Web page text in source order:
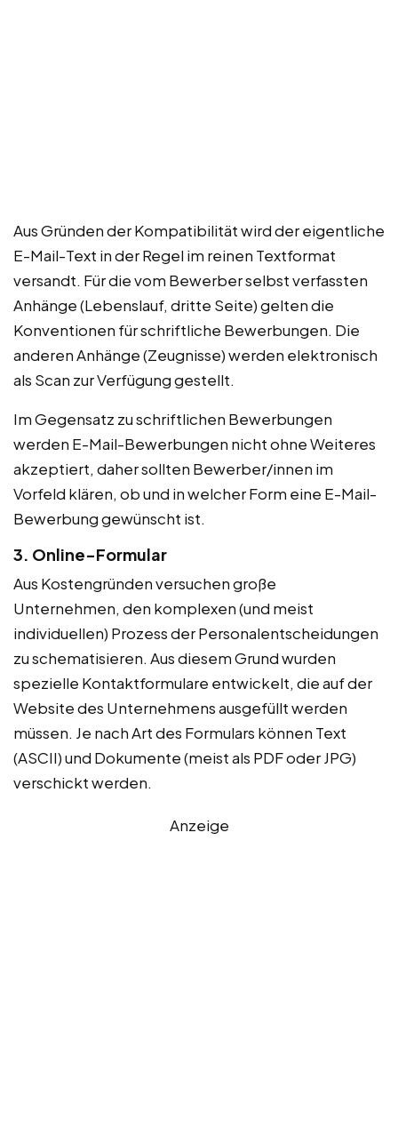
Aus Gründen der Kompatibilität wird der eigentliche
E-Mail-Text in der Regel im reinen Textformat
versandt. Für die vom Bewerber selbst verfassten
Anhänge (Lebenslauf, dritte Seite) gelten die
Konventionen für schriftliche Bewerbungen. Die
anderen Anhänge (Zeugnisse) werden elektronisch
als Scan zur Verfügung gestellt.
Im Gegensatz zu schriftlichen Bewerbungen
werden E-Mail-Bewerbungen nicht ohne Weiteres
akzeptiert, daher sollten Bewerber/innen im
Vorfeld klären, ob und in welcher Form eine E-Mail-
Bewerbung gewünscht ist.
3. Online-Formular
Aus Kostengründen versuchen große
Unternehmen, den komplexen (und meist
individuellen) Prozess der Personalentscheidungen
zu schematisieren. Aus diesem Grund wurden
spezielle Kontaktformulare entwickelt, die auf der
Website des Unternehmens ausgefüllt werden
müssen. Je nach Art des Formulars können Text
(ASCII) und Dokumente (meist als PDF oder JPG)
verschickt werden.
Anzeige